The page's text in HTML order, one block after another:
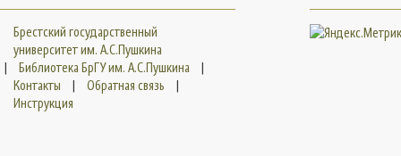
Брестский государственный
университет им. А.С.Пушкина
|
Библиотека БрГУ им. А.С.Пушкина
|
Контакты
| Обратная связь
|
Инструкция